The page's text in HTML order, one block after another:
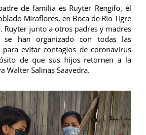
de familia es Ruyter Rengifo, él
Miraflores, en Boca de Río Tigre
Ruyter junto a otros padres y madres
han organizado con todas las
para evitar contagios de coronavirus
de que sus hijos retornen a la
Walter Salinas Saavedra.